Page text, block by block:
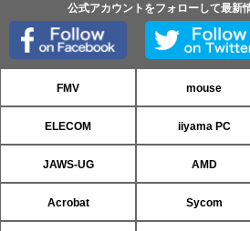
公式アカウントをフォローして最新
FMV mouse
ELECOM iiyama PC
JAWS-UG AMD
Acrobat Sycom